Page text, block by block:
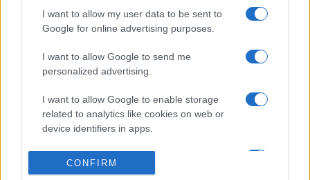
I want to allow my user data to be sent to
Google for online advertising purposes.
I want to allow Google to send me
personalized advertising.
I want to allow Google to enable storage
related to analytics like cookies on web or
device identifiers in apps.
related to functionality of the website or app.
CONFIRM
hogyan viszonyul. Mennyire tudják elfogadni, mennyire
irigyek, féltékenyek, mennyire drukkolnak nekik.
Alföldi azt mondta, nem érdekli, miért, hogyan alakult ki
viszály a két család között, és az sem érdekli, hogy ki
kezdte. Egyformán hibásak. Mert genetikailag gyűlölik
egymást".